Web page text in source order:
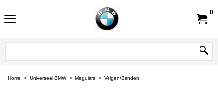
0
Home > Universeel BMW> Meguiars > Velgen/Banden